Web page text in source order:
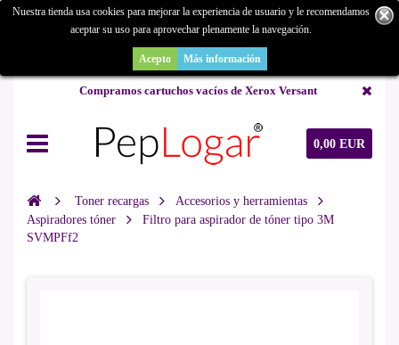
¿Buscas un repuesto de copiadora o buscas una de ocasión y no la
encuentras? Consúltanos.
Compramos cartuchos vacíos de Xerox Versant
0,00 EUR
Nuestra tienda usa cookies para mejorar la experiencia de usuario y le recomendamos
aceptar su uso para aprovechar plenamente la navegación.
Acepto Más información
Toner recargas
Accesorios y herramientas
Aspiradores tóner
Filtro para aspirador de tóner tipo 3M
SVMPFf2